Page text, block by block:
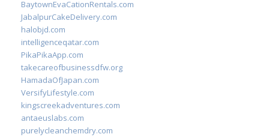
BaytownEvaCationRentals.com
JabalpurCakeDelivery.com
halobjd.com
intelligenceqatar.com
PikaPikaApp.com
takecareofbusinessdfw.org
HamadaOfJapan.com
VersifyLifestyle.com
kingscreekadventures.com
antaeuslabs.com
purelycleanchemdry.com